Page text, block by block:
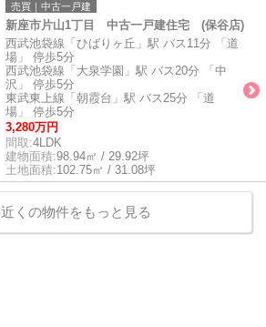
売買｜中古一戸建
新座市片山1丁目 中古一戸建住宅 (保谷店)
西武池袋線「ひばりヶ丘」駅 バス11分 「道
場」 停歩5分
西武池袋線「大泉学園」駅 バス20分 「中
沢」 停歩5分
東武東上線「朝霞台」駅 バス25分 「道
場」 停歩5分
3,280万円
間取:4LDK
建物面積:98.94㎡ / 29.92坪
土地面積:102.75㎡ / 31.08坪
近くの物件をもっと見る